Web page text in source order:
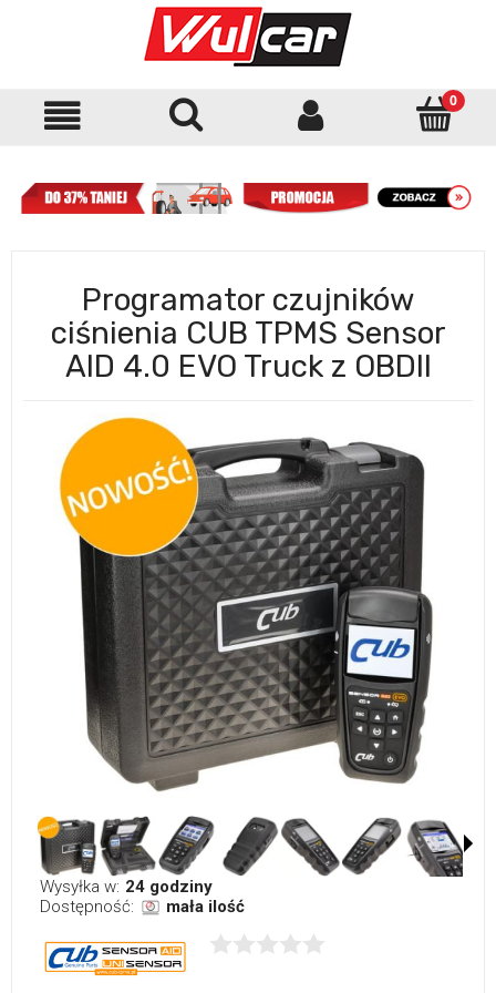
Programator czujników
ciśnienia CUB TPMS Sensor
AID 4.0 EVO Truck z OBDII
Wysyłka w: 24 godziny
Dostępność:
mała ilość